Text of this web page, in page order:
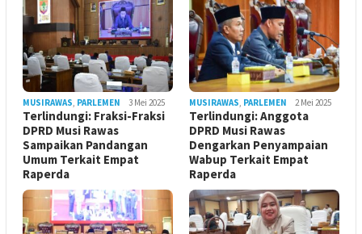
MUSIRAWAS PARLEMEN 3 Mei 2025
Terlindungi: Fraksi-Fraksi
DPRD Musi Rawas
Sampaikan Pandangan
Umum Terkait Empat
Raperda
MUSIRAWAS PARLEMEN 2 Mei 2025
Terlindungi: Anggota
DPRD Musi Rawas
Dengarkan Penyampaian
Wabup Terkait Empat
Raperda